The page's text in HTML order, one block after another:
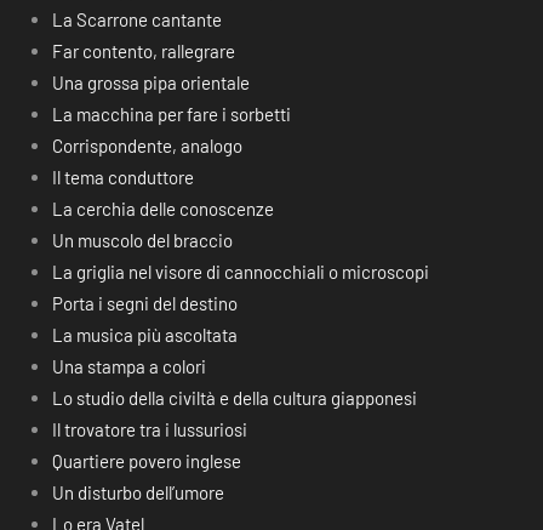
La Scarrone cantante
Far contento, rallegrare
Una grossa pipa orientale
La macchina per fare i sorbetti
Corrispondente, analogo
Il tema conduttore
La cerchia delle conoscenze
Un muscolo del braccio
La griglia nel visore di cannocchiali o microscopi
Porta i segni del destino
La musica più ascoltata
Una stampa a colori
Lo studio della civiltà e della cultura giapponesi
Il trovatore tra i lussuriosi
Quartiere povero inglese
Un disturbo dell’umore
Lo era Vatel